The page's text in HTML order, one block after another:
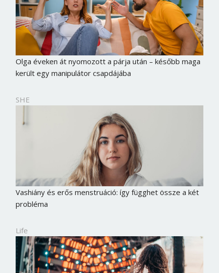
Olga éveken át nyomozott a párja után – később maga
került egy manipulátor csapdájába
SHE
Vashiány és erős menstruáció: így függhet össze a két
probléma
Life
Jelszó
Mégse Bejelentkezés